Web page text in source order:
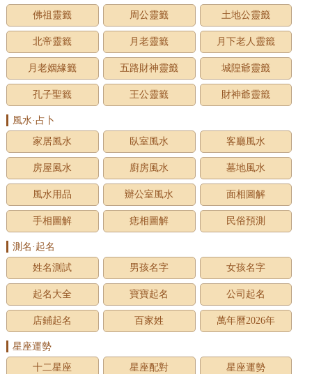
佛祖靈籤 周公靈籤 土地公靈籤
北帝靈籤 月老靈籤 月下老人靈籤
月老姻緣籤 五路財神靈籤 城隍爺靈籤
孔子聖籤 王公靈籤 財神爺靈籤
風水·占卜
家居風水
臥室風水 客廳風水
房屋風水 廚房風水 墓地風水
風水用品 辦公室風水 面相圖解
手相圖解 痣相圖解 民俗預測
測名·起名
姓名測試
男孩名字 女孩名字
起名大全 寶寶起名 公司起名
店鋪起名 百家姓 萬年曆2026年
星座運勢
十二星座
星座配對 星座運勢